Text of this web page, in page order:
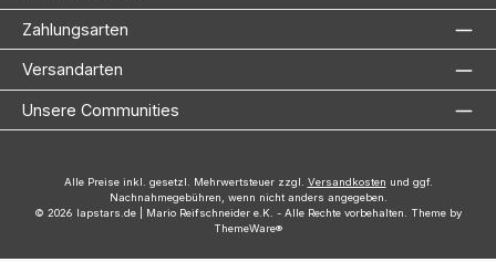
Zahlungsarten
Versandarten
Unsere Communities
Alle Preise inkl. gesetzl. Mehrwertsteuer zzgl. Versandkosten und ggf.
Nachnahmegebühren, wenn nicht anders angegeben.
© 2026 lapstars.de | Mario Reifschneider e.K. - Alle Rechte vorbehalten. Theme by
ThemeWare®